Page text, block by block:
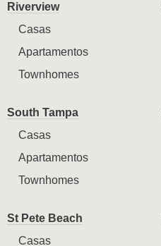
Riverview
Casas
Apartamentos
Townhomes
South Tampa
Casas
Apartamentos
Townhomes
St Pete Beach
Casas